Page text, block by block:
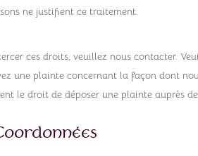
ne justifient ce traitement.
ces droits, veuillez nous contacter.
une plainte concernant la façon dont
le droit de déposer une plainte auprès